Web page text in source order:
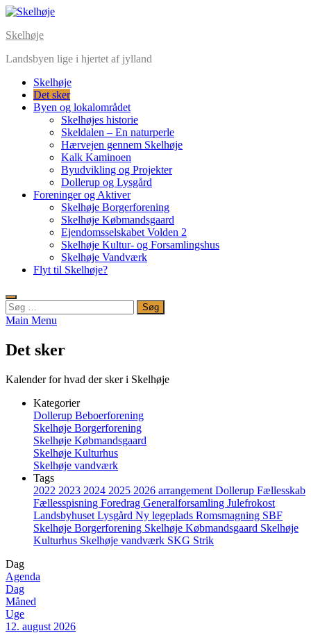
Skelhøje
Landsbyen lige i hjertet af jylland
Skelhøje
Det sker
Byen og lokalområdet
Skelhøjes historie
Skeldalen – En naturperle
Hærvejen gennem Skelhøje
Kalk Kaminoen
Byudvikling og Projekter
Dollerup og Lysgård
Foreninger og Aktiver
Skelhøje Borgerforening
Skelhøje Købmandsgaard
Ejendomsselskabet Volden 2
Skelhøje Kultur- og Forsamlingshus
Skelhøje Vandværk
Flyt til Skelhøje?
Main Menu
Det sker
Kalender for hvad der sker i Skelhøje
Kategorier
Dollerup Beboerforening
Skelhøje Borgerforening
Skelhøje Købmandsgaard
Skelhøje Kulturhus
Skelhøje vandværk
Tags
2022 2023 2024 2025 2026 arrangement Dollerup Fællesskab
Fællesspisning Foredrag Generalforsamling Julefrokost
Landsbyhuset Lysgård Ny legeplads Romsmagning SBF
Skelhøje Borgerforening Skelhøje Købmandsgaard Skelhøje
Kulturhus Skelhøje vandværk SKG Strik
Dag
Agenda
Dag
Måned
Uge
12. august 2026